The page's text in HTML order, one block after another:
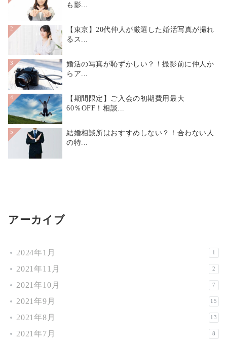
も影...
2
【東京】20代仲人が厳選した婚活写真が撮れ
るス...
3
婚活の写真が恥ずかしい？！撮影前に仲人か
らア...
4
【期間限定】ご入会の初期費用最大
60％OFF！相談...
5
結婚相談所はおすすめしない？！合わない人
の特...
アーカイブ
2024年1月 1
2021年11月 2
2021年10月 7
2021年9月 15
2021年8月 13
2021年7月 8